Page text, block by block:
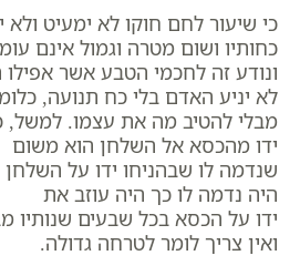
כי שיעור לחם חוקו לא ימעיט ולא
כחותיו ושום מטרה וגמול אינם
ונודע זה לחכמי הטבע אשר
לא יניע האדם בלי כח תנועה,
מבלי להטיב מה את עצמו.
ידו מהכסא אל השלחן הוא משום
שנדמה לו שבהניחו ידו על השלחן
היה נדמה לו כך היה עוזב את
ידו על הכסא בכל שבעים שנותיו
ואין צריך לומר לטרחה גדולה.